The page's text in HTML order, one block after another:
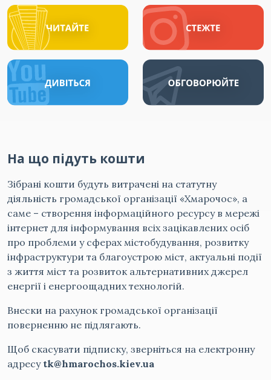
На що підуть кошти
Зібрані кошти будуть витрачені на статутну
діяльність громадської організації «Хмарочос», а
саме – створення інформаційного ресурсу в мережі
інтернет для інформування всіх зацікавлених осіб
про проблеми у сферах містобудування, розвитку
інфраструктури та благоустрою міст, актуальні події
з життя міст та розвиток альтернативних джерел
енергії і енергоощадних технологій.
Внески на рахунок громадської організації
поверненню не підлягають.
Щоб скасувати підписку, зверніться на електронну
адресу tk@hmarochos.kiev.ua